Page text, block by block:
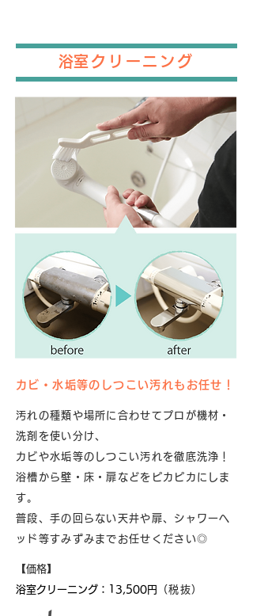
​浴室クリーニング
カビ・水垢等のしつこい汚れもお任せ！
汚れの種類や場所に合わせてプロが機材・
洗剤を使い分け、
カビや水垢等のしつこい汚れを徹底洗浄！
浴槽から壁・床・扉などをピカピカにしま
す。
普段、手の回らない天井や扉、シャワーヘ
ッド等すみずみまでお任せください◎
​【価格】
​浴室クリーニング： 13,500円 （税抜）